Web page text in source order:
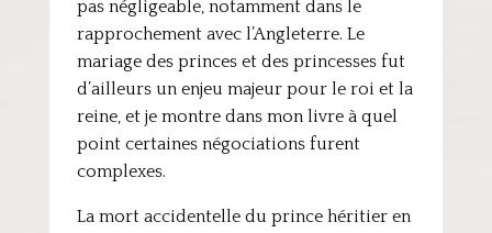
pas négligeable, notamment dans le
rapprochement avec l’Angleterre. Le
mariage des princes et des princesses fut
d’ailleurs un enjeu majeur pour le roi et la
reine, et je montre dans mon livre à quel
point certaines négociations furent
complexes.
La mort accidentelle du prince héritier en